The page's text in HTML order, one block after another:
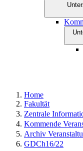
Home
Fakultät
Zentrale
Kommende
Archiv
GDCh16/22